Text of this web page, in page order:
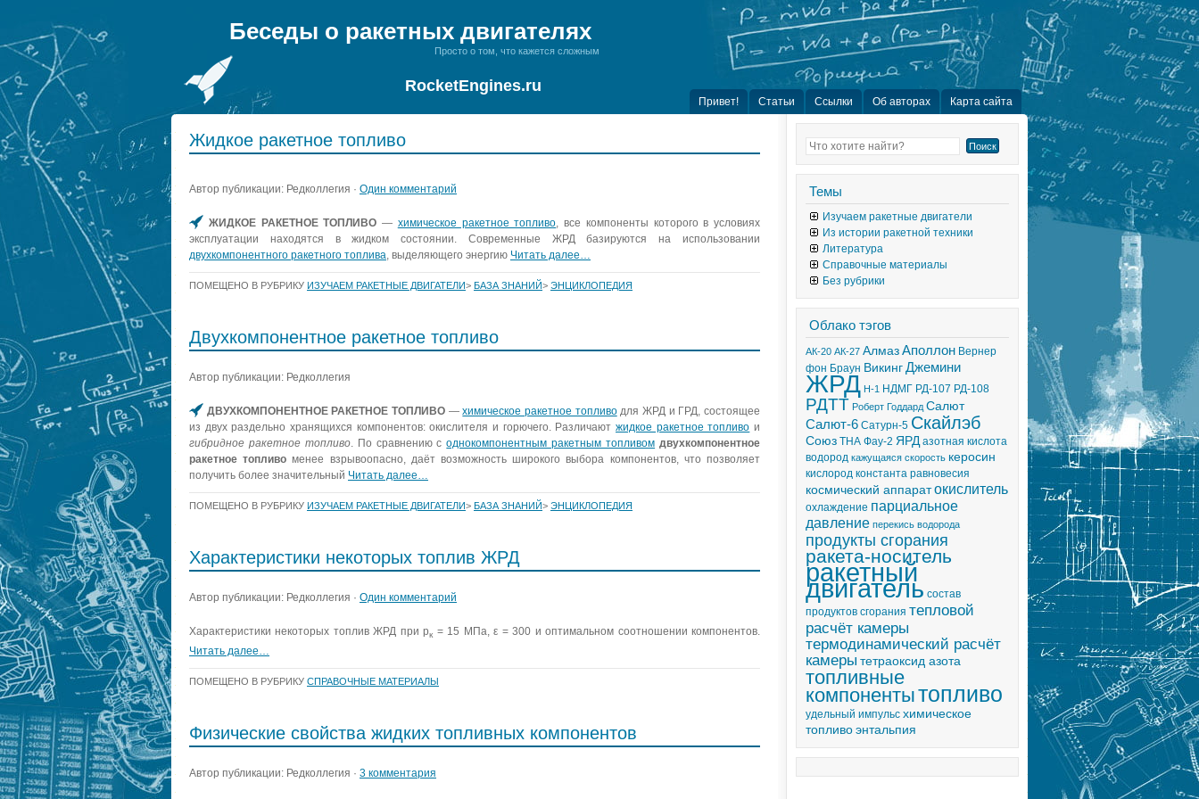
Беседы о ракетных двигателях
Просто о том, что кажется сложным
RocketEngines.ru
Привет! Статьи Ссылки Об авторах Карта сайта
Жидкое ракетное топливо
Автор публикации: Редколлегия · Один комментарий
ЖИДКОЕ РАКЕТНОЕ ТОПЛИВО — химическое ракетное топливо, все компоненты которого в условиях
эксплуатации находятся в жидком состоянии. Современные ЖРД базируются на использовании
двухкомпонентного ракетного топлива, выделяющего энергию Читать далее…
ПОМЕЩЕНО В РУБРИКУ ИЗУЧАЕМ РАКЕТНЫЕ ДВИГАТЕЛИ> БАЗА ЗНАНИЙ> ЭНЦИКЛОПЕДИЯ
Двухкомпонентное ракетное топливо
Автор публикации: Редколлегия
ДВУХКОМПОНЕНТНОЕ РАКЕТНОЕ ТОПЛИВО —химическое ракетное топливодля ЖРД и ГРД, состоящее
из двух раздельно хранящихся компонентов: окислителя и горючего. Различают жидкое ракетное топливо и
гибридное ракетное топливо. По сравнению соднокомпонентным ракетным топливом двухкомпонентное
ракетное топливо менее взрывоопасно, даёт возможность широкого выбора компонентов, что позволяет
получить более значительный Читать далее…
ПОМЕЩЕНО В РУБРИКУ ИЗУЧАЕМ РАКЕТНЫЕ ДВИГАТЕЛИ> БАЗА ЗНАНИЙ> ЭНЦИКЛОПЕДИЯ
Характеристики некоторых топлив ЖРД
Автор публикации: Редколлегия · Один комментарий
Характеристики некоторых топлив ЖРД при pк = 15 МПа, ε = 300 и оптимальном соотношении компонентов.
Читать далее…
ПОМЕЩЕНО В РУБРИКУ СПРАВОЧНЫЕ МАТЕРИАЛЫ
Физические свойства жидких топливных компонентов
Автор публикации: Редколлегия · 3 комментария
Темы
Изучаем ракетные двигатели
Из истории ракетной техники
Литература
Справочные материалы
Без рубрики
Облако тэгов
АК-20 АК-27 Алмаз Аполлон Вернер
фон Браун Викинг Джемини
ЖРД Н-1 НДМГ РД-107 РД-108
РДТТ Роберт Годдард Салют
Салют-6 Сатурн-5 Скайлэб
Союз ТНА Фау-2 ЯРД азотная кислота
водород кажущаяся скорость керосин
кислород константа равновесия
космический аппарат окислитель
охлаждение парциальное
давление перекись водорода
продукты сгорания
ракета-носитель
ракетный
двигатель состав
продуктов сгорания тепловой
расчёт камеры
термодинамический расчёт
камеры тетраоксид азота
топливные
компонентытопливо
удельный импульс химическое
топливо энтальпия